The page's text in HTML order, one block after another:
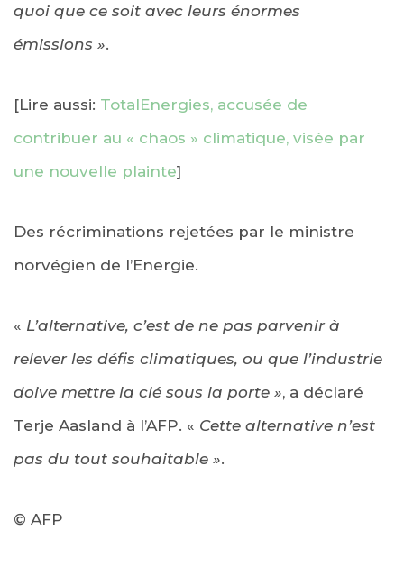
quoi que ce soit avec leurs énormes
émissions ».
[Lire aussi: TotalEnergies, accusée de
contribuer au « chaos » climatique, visée par
une nouvelle plainte]
Des récriminations rejetées par le ministre
norvégien de l’Energie.
« L’alternative, c’est de ne pas parvenir à
relever les défis climatiques, ou que l’industrie
doive mettre la clé sous la porte », a déclaré
Terje Aasland à l’AFP. « Cette alternative n’est
pas du tout souhaitable ».
© AFP